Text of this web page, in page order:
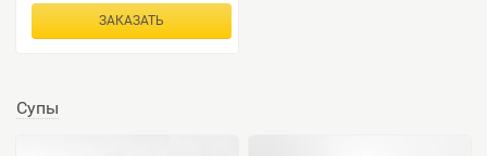
ЗАКАЗАТЬ
Супы